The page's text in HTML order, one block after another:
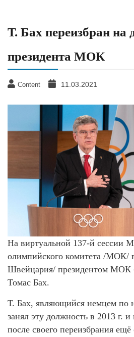
Т. Бах переизбран на
президента МОК
Content 11.03.2021
На виртуальной 137-й сессии
олимпийского комитета /МОК/
Швейцария/ президентом МОК
Томас Бах.
Т. Бах, являющийся немцем по
занял эту должность в 2013 г.
после своего переизбрания